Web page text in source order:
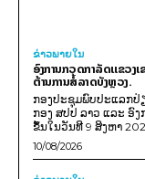
ຂ່າວພາຍ​ໃນ
ອົງການກວດກາລັດແຂວງ
ຕ້ານການສໍ້ລາດບັງຫຼວງ.
ກອງປະຊຸມພົບປະແລກປ່
ກອງ ສປປ ລາວ ແລະ ອົ
ຂຶ້ນໃນວັນທີ 9 ສິງຫາ
10/08/2026